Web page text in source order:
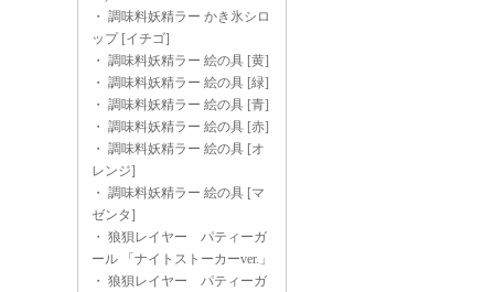
・ 調味料妖精ラー かき氷シロ
ップ [イチゴ]
・ 調味料妖精ラー 絵の具 [黄]
・ 調味料妖精ラー 絵の具 [緑]
・ 調味料妖精ラー 絵の具 [青]
・ 調味料妖精ラー 絵の具 [赤]
・ 調味料妖精ラー 絵の具 [オ
レンジ]
・ 調味料妖精ラー 絵の具 [マ
ゼンタ]
・ 狼狽レイヤー パティーガ
ール 「ナイトストーカーver.」
・ 狼狽レイヤー パティーガ